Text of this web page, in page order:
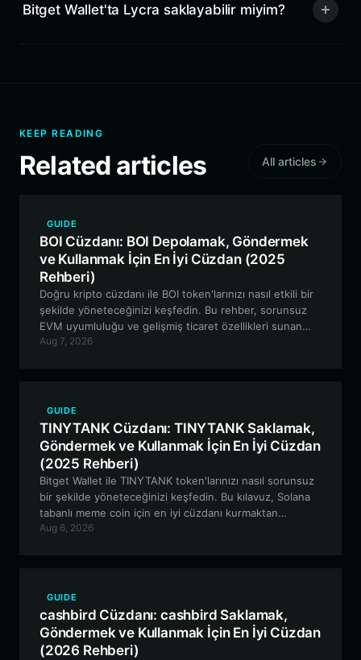
Bitget Wallet'ta Lycra saklayabilir miyim?
KEEP READING
Related articles All articles
GUIDE
BOI Cüzdanı: BOI Depolamak, Göndermek
ve Kullanmak İçin En İyi Cüzdan (2025
Rehberi)
Doğru kripto cüzdanı ile BOI token'larınızı nasıl etkili bir
şekilde yöneteceğinizi keşfedin. Bu rehber, sorunsuz
EVM uyumluluğu ve gelişmiş ticaret özellikleri sunan
Bitget Wallet'ın, BOI ekosistemiyle etkileşim için neden
Aug 7, 2026
GUIDE
TINYTANK Cüzdanı: TINYTANK Saklamak,
Göndermek ve Kullanmak İçin En İyi Cüzdan
(2025 Rehberi)
Bitget Wallet ile TINYTANK token'larınızı nasıl sorunsuz
bir şekilde yöneteceğinizi keşfedin. Bu kılavuz, Solana
tabanlı meme coin için en iyi cüzdanı kurmaktan
toplulukla etkileşime geçmeye kadar bilmeniz gereken
Aug 6, 2026
GUIDE
cashbird Cüzdanı: cashbird Saklamak,
Göndermek ve Kullanmak İçin En İyi Cüzdan
(2026 Rehberi)